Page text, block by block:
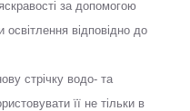
за допомогою
відповідно до
стрічку водо- та
її не тільки в